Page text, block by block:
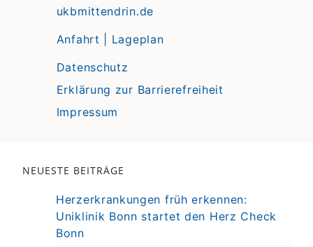
ukbmittendrin.de
Anfahrt | Lageplan
Datenschutz
Erklärung zur Barrierefreiheit
Impressum
NEUESTE BEITRÄGE
Herzerkrankungen früh erkennen:
Uniklinik Bonn startet den Herz Check
Bonn